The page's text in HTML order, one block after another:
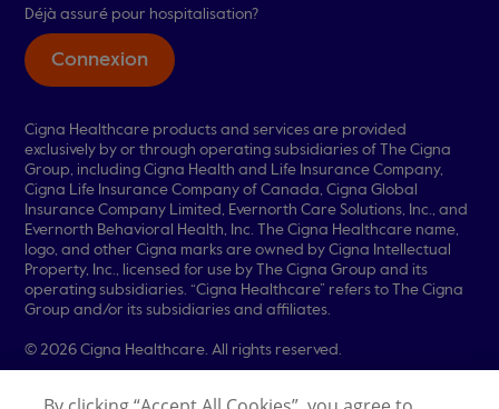
Déjà assuré pour hospitalisation?
Connexion
Cigna Healthcare products and services are provided
exclusively by or through operating subsidiaries of The Cigna
Group, including Cigna Health and Life Insurance Company,
Cigna Life Insurance Company of Canada, Cigna Global
Insurance Company Limited, Evernorth Care Solutions, Inc., and
Evernorth Behavioral Health, Inc. The Cigna Healthcare name,
logo, and other Cigna marks are owned by Cigna Intellectual
Property, Inc., licensed for use by The Cigna Group and its
operating subsidiaries. “Cigna Healthcare” refers to The Cigna
Group and/or its subsidiaries and affiliates.
© 2026 Cigna Healthcare. All rights reserved.